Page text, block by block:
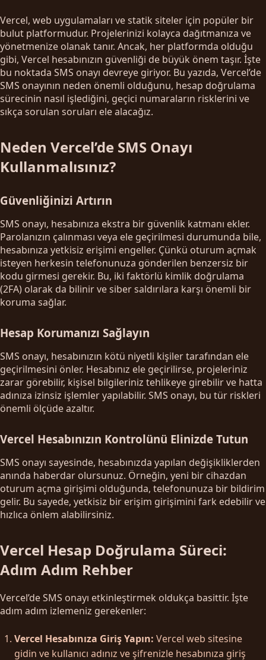
Vercel, web uygulamaları ve statik siteler için popüler bir
bulut platformudur. Projelerinizi kolayca dağıtmanıza ve
yönetmenize olanak tanır. Ancak, her platformda olduğu
gibi, Vercel hesabınızın güvenliği de büyük önem taşır. İşte
bu noktada SMS onayı devreye giriyor. Bu yazıda, Vercel’de
SMS onayının neden önemli olduğunu, hesap doğrulama
sürecinin nasıl işlediğini, geçici numaraların risklerini ve
sıkça sorulan soruları ele alacağız.
Neden Vercel’de SMS Onayı
Kullanmalısınız?
Güvenliğinizi Artırın
SMS onayı, hesabınıza ekstra bir güvenlik katmanı ekler.
Parolanızın çalınması veya ele geçirilmesi durumunda bile,
hesabınıza yetkisiz erişimi engeller. Çünkü oturum açmak
isteyen herkesin telefonunuza gönderilen benzersiz bir
kodu girmesi gerekir. Bu, iki faktörlü kimlik doğrulama
(2FA) olarak da bilinir ve siber saldırılara karşı önemli bir
koruma sağlar.
Hesap Korumanızı Sağlayın
SMS onayı, hesabınızın kötü niyetli kişiler tarafından ele
geçirilmesini önler. Hesabınız ele geçirilirse, projeleriniz
zarar görebilir, kişisel bilgileriniz tehlikeye girebilir ve hatta
adınıza izinsiz işlemler yapılabilir. SMS onayı, bu tür riskleri
önemli ölçüde azaltır.
Vercel Hesabınızın Kontrolünü Elinizde Tutun
SMS onayı sayesinde, hesabınızda yapılan değişikliklerden
anında haberdar olursunuz. Örneğin, yeni bir cihazdan
oturum açma girişimi olduğunda, telefonunuza bir bildirim
gelir. Bu sayede, yetkisiz bir erişim girişimini fark edebilir ve
hızlıca önlem alabilirsiniz.
Vercel Hesap Doğrulama Süreci:
Adım Adım Rehber
Vercel’de SMS onayı etkinleştirmek oldukça basittir. İşte
adım adım izlemeniz gerekenler:
Vercel Hesabınıza Giriş Yapın: Vercel web sitesine
gidin ve kullanıcı adınız ve şifrenizle hesabınıza giriş